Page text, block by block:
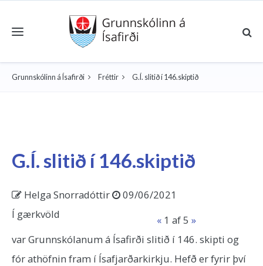
Toggle navigation
Grunnskólinn á Ísafirði Fréttir G.Í. slitið í 146.skiptið
G.Í. slitið í 146.skiptið
Helga Snorradóttir
09/06/2021
« 1 af 5 »
Í gærkvöld
var Grunnskólanum á Ísafirði slitið í 146. skipti og
fór athöfnin fram í Ísafjarðarkirkju. Hefð er fyrir því